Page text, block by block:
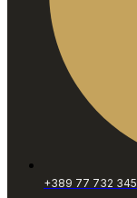
+389 77 732 345